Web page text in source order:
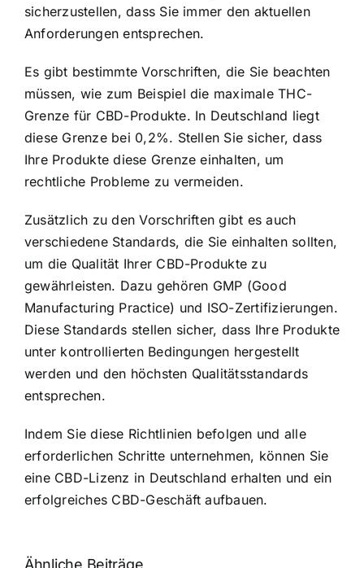
sicherzustellen, dass Sie immer den aktuellen
Anforderungen entsprechen.
Es gibt bestimmte Vorschriften, die Sie beachten
müssen, wie zum Beispiel die maximale THC-
Grenze für CBD-Produkte. In Deutschland liegt
diese Grenze bei 0,2%. Stellen Sie sicher, dass
Ihre Produkte diese Grenze einhalten, um
rechtliche Probleme zu vermeiden.
Zusätzlich zu den Vorschriften gibt es auch
verschiedene Standards, die Sie einhalten sollten,
um die Qualität Ihrer CBD-Produkte zu
gewährleisten. Dazu gehören GMP (Good
Manufacturing Practice) und ISO-Zertifizierungen.
Diese Standards stellen sicher, dass Ihre Produkte
unter kontrollierten Bedingungen hergestellt
werden und den höchsten Qualitätsstandards
entsprechen.
Indem Sie diese Richtlinien befolgen und alle
erforderlichen Schritte unternehmen, können Sie
eine CBD-Lizenz in Deutschland erhalten und ein
erfolgreiches CBD-Geschäft aufbauen.